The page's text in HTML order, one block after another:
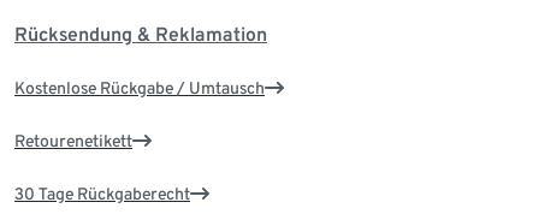
Rücksendung & Reklamation
Kostenlose Rückgabe / Umtausch
Retourenetikett
30 Tage Rückgaberecht